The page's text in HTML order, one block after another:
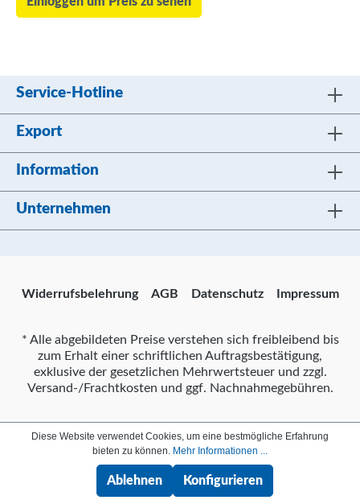
Service-Hotline
Export
Information
Unternehmen
Widerrufsbelehrung AGB Datenschutz Impressum
* Alle abgebildeten Preise verstehen sich freibleibend bis
zum Erhalt einer schriftlichen Auftragsbestätigung,
exklusive der gesetzlichen Mehrwertsteuer und zzgl.
Versand-/Frachtkosten und ggf. Nachnahmegebühren.
Diese Website verwendet Cookies, um eine bestmögliche Erfahrung
bieten zu können. Mehr Informationen ...
Ablehnen Konfigurieren